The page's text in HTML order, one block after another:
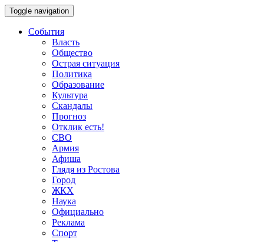
Toggle navigation
События
Власть
Общество
Острая ситуация
Политика
Образование
Культура
Скандалы
Прогноз
Отклик есть!
СВО
Армия
Афиша
Глядя из Ростова
Город
ЖКХ
Наука
Официально
Реклама
Спорт